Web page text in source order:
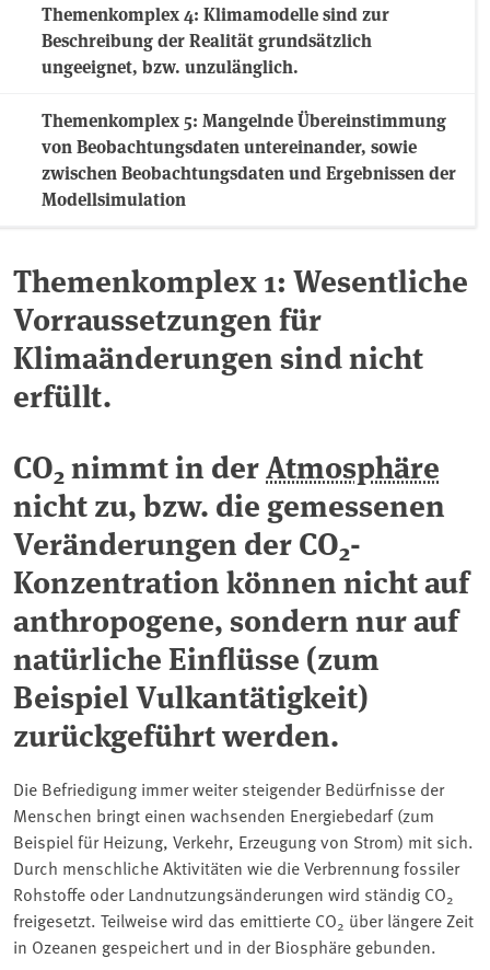
Themenkomplex 4: Klimamodelle sind zur
Beschreibung der Realität grundsätzlich
ungeeignet, bzw. unzulänglich.
Themenkomplex 5: Mangelnde Übereinstimmung
von Beobachtungsdaten untereinander, sowie
zwischen Beobachtungsdaten und Ergebnissen der
Modellsimulation
Themenkomplex 1: Wesentliche
Vorraussetzungen für
Klimaänderungen sind nicht
erfüllt.
CO2 nimmt in derAtmosphäre
nicht zu, bzw. die gemessenen
Veränderungen der CO2-
Konzentration können nicht auf
anthropogene, sondern nur auf
natürliche Einflüsse (zum
Beispiel Vulkantätigkeit)
zurückgeführt werden.
Die Befriedigung immer weiter steigender Bedürfnisse der
Menschen bringt einen wachsenden Energiebedarf (zum
Beispiel für Heizung, Verkehr, Erzeugung von Strom) mit sich.
Durch menschliche Aktivitäten wie die Verbrennung fossiler
Rohstoffe oder Landnutzungsänderungen wird ständig CO2
freigesetzt. Teilweise wird das emittierte CO2 über längere Zeit
in Ozeanen gespeichert und in der Biosphäre gebunden.